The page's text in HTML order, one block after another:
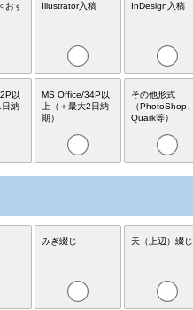
おす
Illustrator入稿 InDesign入稿
以
日納
MS Office/34P以
上（＋最大2日納
期）
その他形式
（PhotoShop、
Quark等）
みぎ綴じ 天（上辺）綴じ